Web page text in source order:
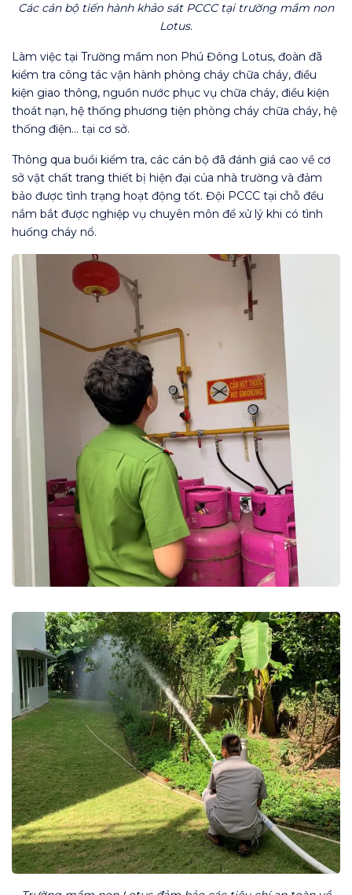
Các cán bộ tiến hành khảo sát PCCC tại trường mầm non
Lotus.
Làm việc tại Trường mầm non Phú Đông Lotus, đoàn đã
kiểm tra công tác vận hành phòng cháy chữa cháy, điều
kiện giao thông, nguồn nước phục vụ chữa cháy, điều kiện
thoát nạn, hệ thống phương tiện phòng cháy chữa cháy, hệ
thống điện… tại cơ sở.
Thông qua buổi kiểm tra, các cán bộ đã đánh giá cao về cơ
sở vật chất trang thiết bị hiện đại của nhà trường và đảm
bảo được tình trạng hoạt động tốt. Đội PCCC tại chỗ đều
nắm bắt được nghiệp vụ chuyên môn để xử lý khi có tình
huống cháy nổ.